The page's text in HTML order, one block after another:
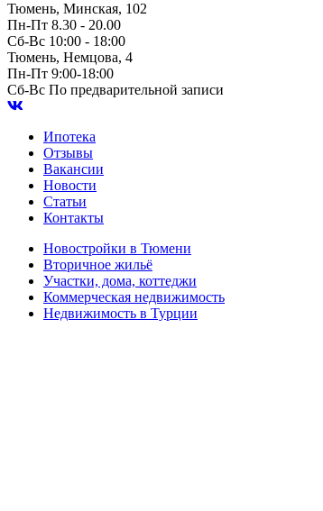
Тюмень, Минская, 102
Пн-Пт 8.30 - 20.00
Сб-Вс 10:00 - 18:00
Тюмень, Немцова, 4
Пн-Пт 9:00-18:00
Сб-Вс По предварительной записи
Ипотека
Отзывы
Вакансии
Новости
Статьи
Контакты
Новостройки в Тюмени
Вторичное жильё
Участки, дома, коттеджи
Коммерческая недвижимость
Недвижимость в Турции